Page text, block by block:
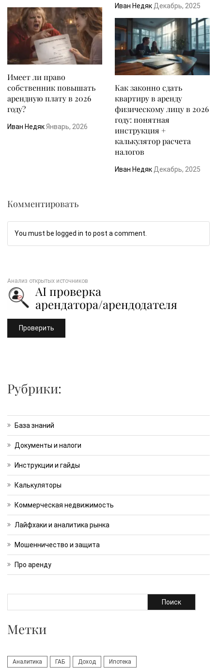
Иван НедякДекабрь, 2025
Имеет ли право
собственник повышать
арендную плату в 2026
году?
Иван НедякЯнварь, 2026
Как законно сдать
квартиру в аренду
физическому лицу в 2026
году: понятная
инструкция +
калькулятор расчета
налогов
Иван НедякДекабрь, 2025
Комментировать
You must be logged in to post a comment.
Анализ открытых источников
AI проверка
арендатора/арендодателя
Проверить
Рубрики:
База знаний
Документы и налоги
Инструкции и гайды
Калькуляторы
Коммерческая недвижимость
Лайфхаки и аналитика рынка
Мошенничество и защита
Про аренду
Поиск
Метки
Аналитика ГАБ Доход Ипотека